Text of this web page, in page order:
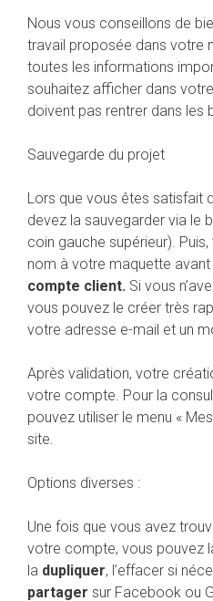
Nous vous conseillons de
travail proposée dans votre
toutes les informations
souhaitez afficher dans
doivent pas rentrer dans les
Sauvegarde du projet
Lors que vous êtes satisfait
devez la sauvegarder via le
coin gauche supérieur).
nom à votre maquette avant
compte client. Si vous
vous pouvez le créer très
votre adresse e-mail et un
Après validation, votre
votre compte. Pour la
pouvez utiliser le menu «
site.
Options diverses :
Une fois que vous avez
votre compte, vous pouvez
la dupliquer, l’effacer si
partager sur Facebook ou